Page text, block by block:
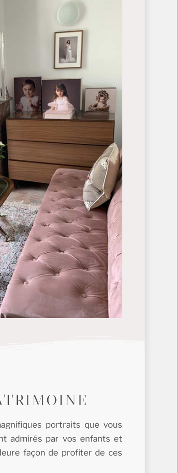
portraits que vous
admirés par vos enfants et
façon de profiter de ces